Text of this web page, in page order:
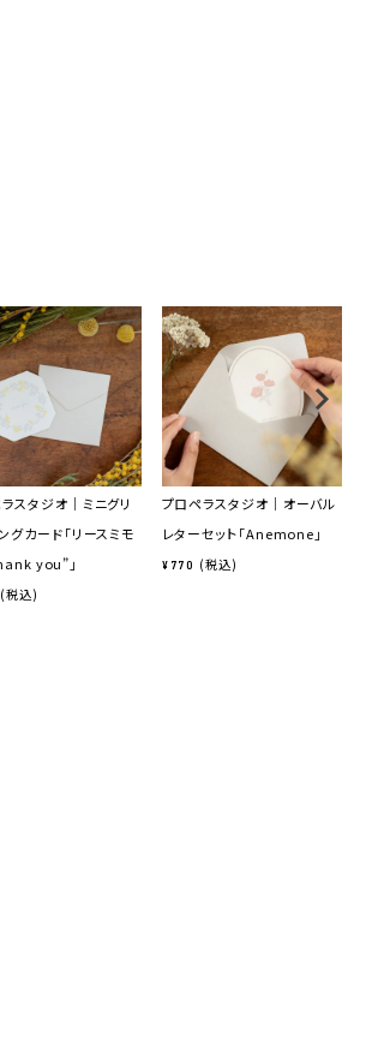
スタジオ｜ミニグリ
グカード「リースミモ
you”」
税込
プロペラスタジオ｜オーバル
レターセット「Anemone」
¥ 770 税込